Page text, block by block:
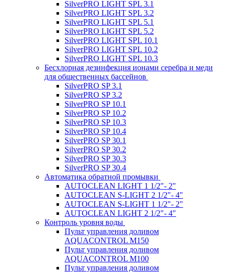
SilverPRO LIGHT SPL 3.1
SilverPRO LIGHT SPL 3.2
SilverPRO LIGHT SPL 5.1
SilverPRO LIGHT SPL 5.2
SilverPRO LIGHT SPL 10.1
SilverPRO LIGHT SPL 10.2
SilverPRO LIGHT SPL 10.3
Беcхлорная дезинфекция ионами серебра и меди
для общественных бассейнов
SilverPRO SP 3.1
SilverPRO SP 3.2
SilverPRO SP 10.1
SilverPRO SP 10.2
SilverPRO SP 10.3
SilverPRO SP 10.4
SilverPRO SP 30.1
SilverPRO SP 30.2
SilverPRO SP 30.3
SilverPRO SP 30.4
Автоматика обратной промывки
AUTOCLEAN LIGHT 1 1/2"- 2"
AUTOCLEAN S-LIGHT 2 1/2"- 4"
AUTOCLEAN S-LIGHT 1 1/2"- 2"
AUTOCLEAN LIGHT 2 1/2"- 4"
Контроль уровня воды
Пульт управления доливом
AQUACONTROL M150
Пульт управления доливом
AQUACONTROL M100
Пульт управления доливом